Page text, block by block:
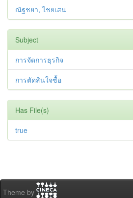
ณัฐชยา, ไชยเสน
Subject
การจัดการธุรกิจ
การตัดสินใจซื้อ
Has File(s)
true
Theme by